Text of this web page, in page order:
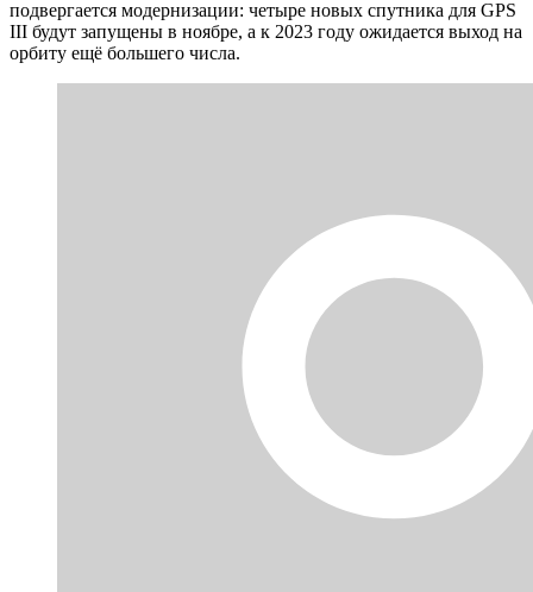
подвергается модернизации: четыре новых спутника для GPS
III будут запущены в ноябре, а к 2023 году ожидается выход на
орбиту ещё большего числа.